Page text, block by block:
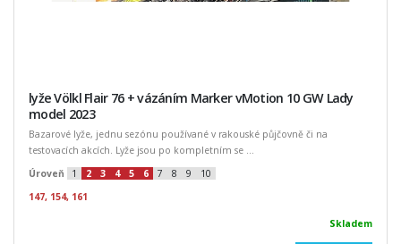
lyže Völkl Flair 76 + vázáním Marker vMotion 10 GW Lady
model 2023
Bazarové lyže, jednu sezónu používané v rakouské půjčovně či na
testovacích akcích. Lyže jsou po kompletním se ...
Úroveň
1 2 3 4 5 6 7 8 9
10
147, 154, 161
Skladem